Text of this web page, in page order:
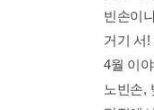
빈손이
거기 서!
4월 이
노빈손,